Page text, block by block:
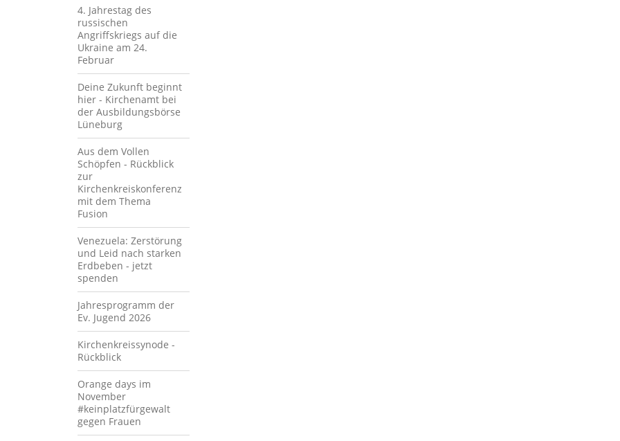
4. Jahrestag des
russischen
Angriffskriegs auf die
Ukraine am 24.
Februar
Deine Zukunft beginnt
hier - Kirchenamt bei
der Ausbildungsbörse
Lüneburg
Aus dem Vollen
Schöpfen - Rückblick
zur
Kirchenkreiskonferenz
mit dem Thema
Fusion
Venezuela: Zerstörung
und Leid nach starken
Erdbeben - jetzt
spenden
Jahresprogramm der
Ev. Jugend 2026
Kirchenkreissynode -
Rückblick
Orange days im
November
#keinplatzfürgewalt
gegen Frauen